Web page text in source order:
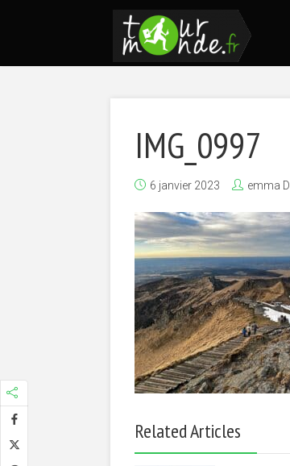
IMG_0997
6 janvier 2023 emma D
Related Articles